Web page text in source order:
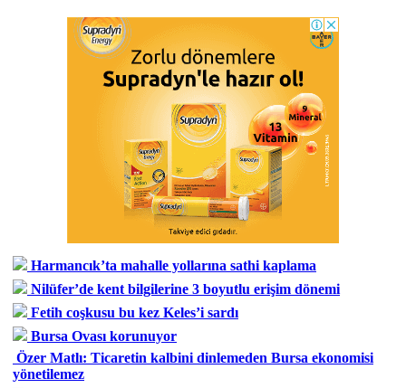
Harmancık’ta mahalle yollarına sathi kaplama
Nilüfer’de kent bilgilerine 3 boyutlu erişim dönemi
Fetih coşkusu bu kez Keles’i sardı
Bursa Ovası korunuyor
Özer Matlı: Ticaretin kalbini dinlemeden Bursa ekonomisi
yönetilemez